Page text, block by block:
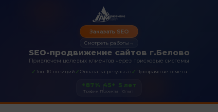
SEO-продвижение сайтов г.Белово
Привлечем целевых клиентов через поисковые системы
✓Топ-10 позиций ✓Оплата за результат✓ Прозрачные отчеты
Заказать SEO
Смотреть работы →
+87%
Трафик
45+
Проекты
5 лет
Опыт